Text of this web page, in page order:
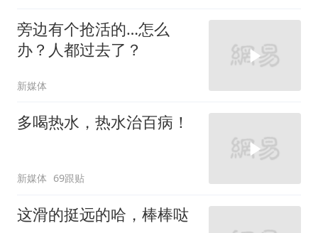
旁边有个抢活的…怎么
办？人都过去了？
新媒体
多喝热水，热水治百病！
新媒体 69跟贴
这滑的挺远的哈，棒棒哒